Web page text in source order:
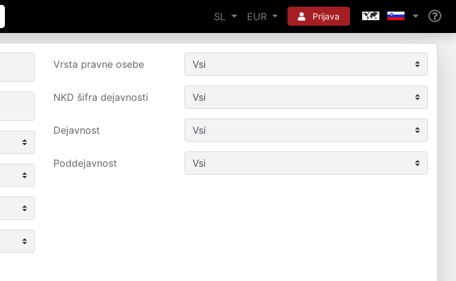
SL EUR Prijava
Vrsta pravne osebe
NKD šifra dejavnosti
Dejavnost
Poddejavnost